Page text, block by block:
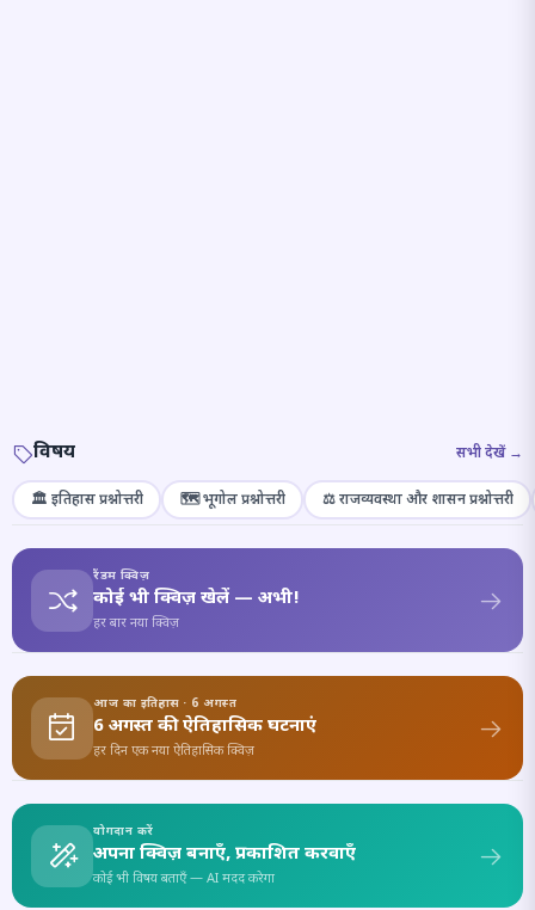
विषय सभी देखें →
🏛️ इतिहास प्रश्नोत्तरी 🗺️ भूगोल प्रश्नोत्तरी ⚖️ राजव्यवस्था और शासन प्रश्नोत्तरी
रैंडम क्विज़
कोई भी क्विज़ खेलें — अभी!
हर बार नया क्विज़
आज का इतिहास · 6 अगस्त
6 अगस्त की ऐतिहासिक घटनाएं
हर दिन एक नया ऐतिहासिक क्विज़
योगदान करें
अपना क्विज़ बनाएँ, प्रकाशित करवाएँ
कोई भी विषय बताएँ — AI मदद करेगा